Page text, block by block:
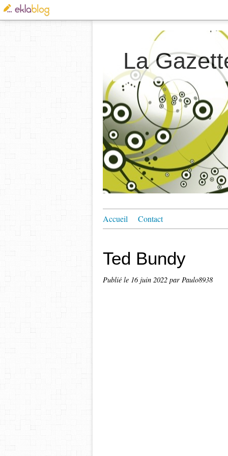
La
Accueil Contact
Ted Bundy
Publié le 16 juin 2022 par Paulo8938